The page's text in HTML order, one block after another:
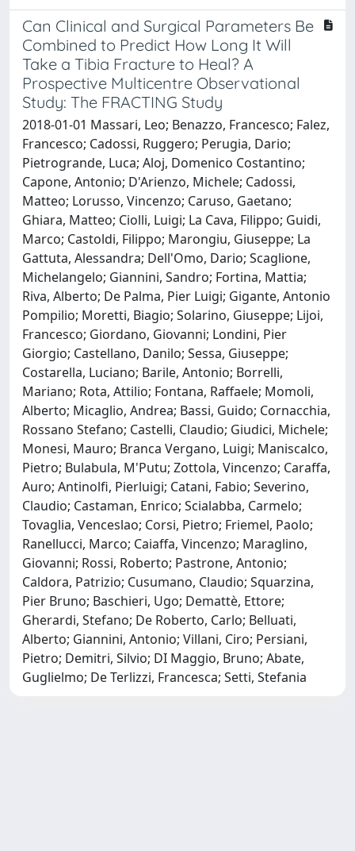
Can Clinical and Surgical Parameters Be
Combined to Predict How Long It Will
Take a Tibia Fracture to Heal? A
Prospective Multicentre Observational
Study: The FRACTING Study
2018-01-01 Massari, Leo; Benazzo, Francesco; Falez,
Francesco; Cadossi, Ruggero; Perugia, Dario;
Pietrogrande, Luca; Aloj, Domenico Costantino;
Capone, Antonio; D'Arienzo, Michele; Cadossi,
Matteo; Lorusso, Vincenzo; Caruso, Gaetano;
Ghiara, Matteo; Ciolli, Luigi; La Cava, Filippo; Guidi,
Marco; Castoldi, Filippo; Marongiu, Giuseppe; La
Gattuta, Alessandra; Dell'Omo, Dario; Scaglione,
Michelangelo; Giannini, Sandro; Fortina, Mattia;
Riva, Alberto; De Palma, Pier Luigi; Gigante, Antonio
Pompilio; Moretti, Biagio; Solarino, Giuseppe; Lijoi,
Francesco; Giordano, Giovanni; Londini, Pier
Giorgio; Castellano, Danilo; Sessa, Giuseppe;
Costarella, Luciano; Barile, Antonio; Borrelli,
Mariano; Rota, Attilio; Fontana, Raffaele; Momoli,
Alberto; Micaglio, Andrea; Bassi, Guido; Cornacchia,
Rossano Stefano; Castelli, Claudio; Giudici, Michele;
Monesi, Mauro; Branca Vergano, Luigi; Maniscalco,
Pietro; Bulabula, M'Putu; Zottola, Vincenzo; Caraffa,
Auro; Antinolfi, Pierluigi; Catani, Fabio; Severino,
Claudio; Castaman, Enrico; Scialabba, Carmelo;
Tovaglia, Venceslao; Corsi, Pietro; Friemel, Paolo;
Ranellucci, Marco; Caiaffa, Vincenzo; Maraglino,
Giovanni; Rossi, Roberto; Pastrone, Antonio;
Caldora, Patrizio; Cusumano, Claudio; Squarzina,
Pier Bruno; Baschieri, Ugo; Demattè, Ettore;
Gherardi, Stefano; De Roberto, Carlo; Belluati,
Alberto; Giannini, Antonio; Villani, Ciro; Persiani,
Pietro; Demitri, Silvio; DI Maggio, Bruno; Abate,
Guglielmo; De Terlizzi, Francesca; Setti, Stefania